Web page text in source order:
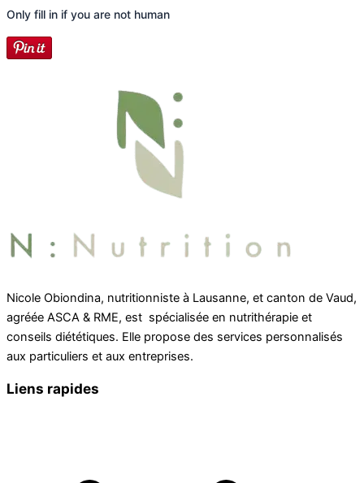
Only fill in if you are not human
Nicole Obiondina, nutritionniste à Lausanne, et canton de Vaud,
agréée ASCA & RME, est spécialisée en nutrithérapie et
conseils diététiques. Elle propose des services personnalisés
aux particuliers et aux entreprises.
Liens rapides